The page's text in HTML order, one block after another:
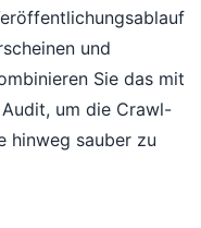
und
Sie das mit
um die Crawl-
hinweg sauber zu